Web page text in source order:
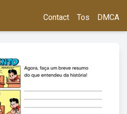
Contact Tos DMCA